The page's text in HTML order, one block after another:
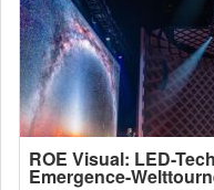
ROE Visual: LED-
Emergence-